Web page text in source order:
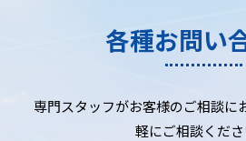
各種お問い
専門スタッフがお客様のご相談に
軽にご相談くださ